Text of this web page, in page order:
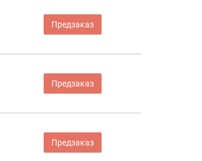
Предзаказ
Предзаказ
Предзаказ